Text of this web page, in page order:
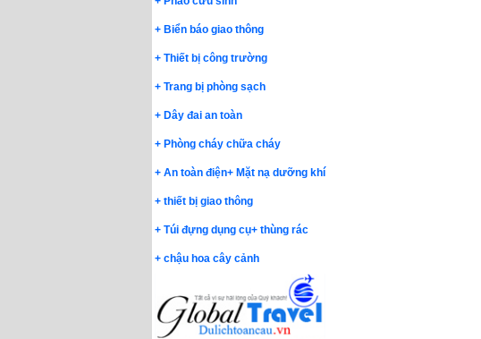
+ Biển báo giao thông
+ Thiết bị công trường
+ Trang bị phòng sạch
+ Dây đai an toàn
+ Phòng cháy chữa cháy
+ An toàn điện+ Mặt nạ dưỡng khí
+ thiết bị giao thông
+ Túi đựng dụng cụ+ thùng rác
+ chậu hoa cây cảnh